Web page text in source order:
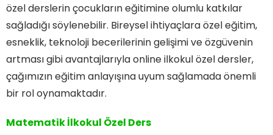
özel derslerin çocukların eğitimine olumlu katkılar
sağladığı söylenebilir. Bireysel ihtiyaçlara özel eğitim,
esneklik, teknoloji becerilerinin gelişimi ve özgüvenin
artması gibi avantajlarıyla online ilkokul özel dersler,
çağımızın eğitim anlayışına uyum sağlamada önemli
bir rol oynamaktadır.
Matematik İlkokul Özel Ders